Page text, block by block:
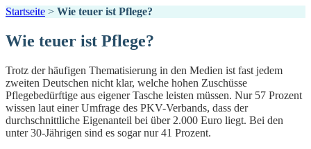
Startseite > Wie teuer ist Pflege?
Wie teuer ist Pflege?
Trotz der häufigen Thematisierung in den Medien ist fast jedem
zweiten Deutschen nicht klar, welche hohen Zuschüsse
Pflegebedürftige aus eigener Tasche leisten müssen. Nur 57 Prozent
wissen laut einer Umfrage des PKV-Verbands, dass der
durchschnittliche Eigenanteil bei über 2.000 Euro liegt. Bei den
unter 30-Jährigen sind es sogar nur 41 Prozent.